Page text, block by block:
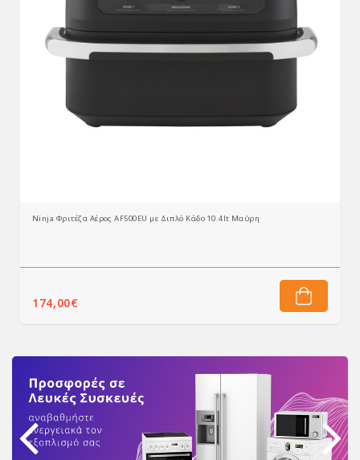
Ninja Φριτέζα Αέρος AF500EU με Διπλό Κάδο 10.4lt Μαύρη
174,00€
καλάθι